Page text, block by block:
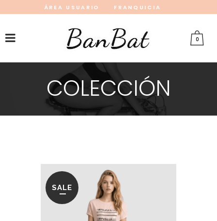
ÁREA USUARIO
FRANQUICIA
0
COLECCIÓN
SALE